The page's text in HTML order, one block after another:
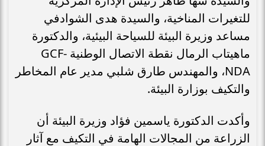
للتغيرات المناخية، والسيدة هدى الشوادفي
مساعد وزيرة البيئة للسياحة البيئية، والدكتورة
ماهيتاب الرمال نقطة الاتصال الوطنية GCF-
NDA، والمهندس طارق شلبي مدير عام المخاطر
والتكيف بوزارة البيئة.
وأكدت الدكتورة ياسمين فؤاد وزيرة البيئة أن
الزراعة من المجالات الهامة في التكيف مع آثار